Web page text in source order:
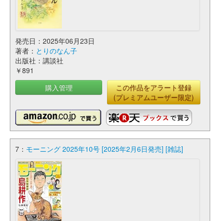
発売日：2025年06月23日
著者： とりのなん子
出版社：講談社
￥891
購入管理
この作品をアラート登録
(プレミアムユーザー限定)
7： モーニング 2025年10号 [2025年2月6日発売] [雑誌]